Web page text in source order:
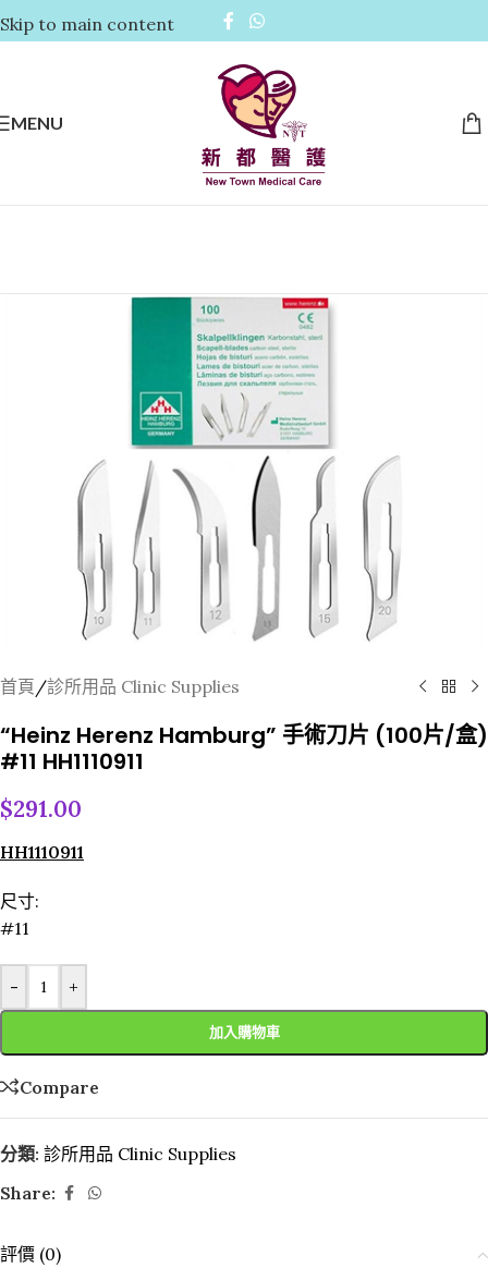
Skip to main content
MENU
首頁/診所用品 Clinic Supplies
“Heinz Herenz Hamburg” 手術刀片 (100片/盒)
#11 HH1110911
$291.00
HH1110911
尺寸:
#11
- +
加入購物車
Compare
分類: 診所用品 Clinic Supplies
Share:
評價 (0)